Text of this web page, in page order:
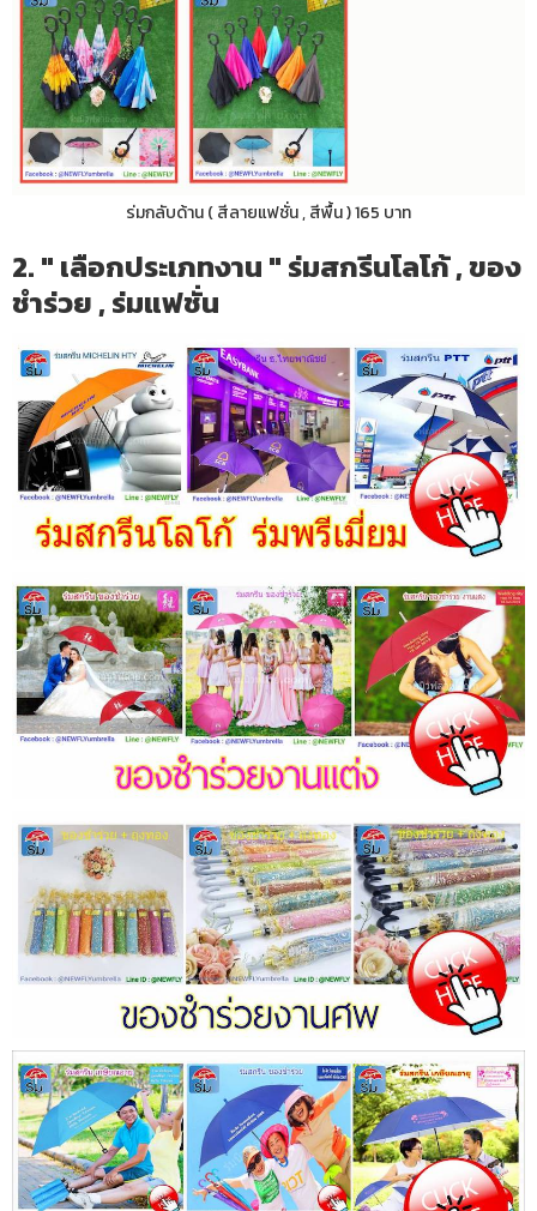
ร่มกลับด้าน ( สีลายแฟชั่น , สีพื้น ) 165 บาท
2. " เลือกประเภทงาน " ร่มสกรีนโลโก้ , ของ
ชำร่วย , ร่มแฟชั่น